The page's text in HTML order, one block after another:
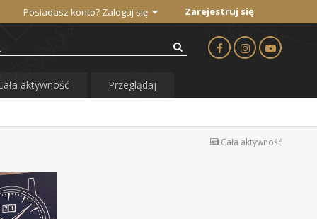
Posiadasz konto? Zaloguj się Zarejestruj się
aktywność Przeglądaj
Cała aktywność